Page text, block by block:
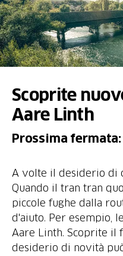
Scoprite
Aare Linth
Prossima
A volte il desiderio di
Quando il tran tran
piccole fughe dalla
d'aiuto. Per esempio,
Aare Linth. Scoprite il
desiderio di novità